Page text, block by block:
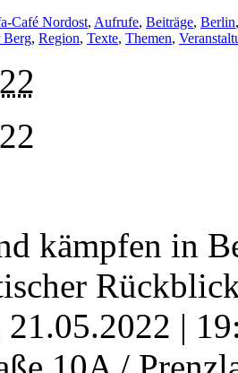
Café Nordost, Aufrufe, Beiträge, Berlin
Berg, Region, Texte, Themen,
kämpfen in
21.05.2022 |